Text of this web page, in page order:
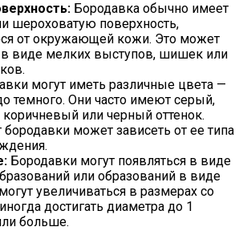
Бородавка обычно имеет
шероховатую поверхность,
от окружающей кожи. Это может
в виде мелких выступов, шишек или
могут иметь различные цвета —
темного. Они часто имеют серый,
или черный оттенок.
может зависеть от ее типа
Бородавки могут появляться в виде
или образований в виде
увеличиваться в размерах со
достигать диаметра до 1
больше.